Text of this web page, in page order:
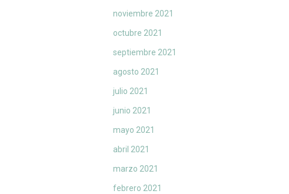
noviembre 2021
octubre 2021
septiembre 2021
agosto 2021
julio 2021
junio 2021
mayo 2021
abril 2021
marzo 2021
febrero 2021